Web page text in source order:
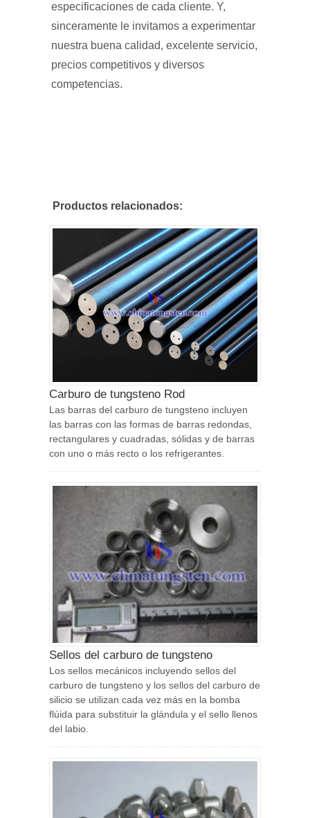
especificaciones de cada cliente. Y,
sinceramente le invitamos a experimentar
nuestra buena calidad, excelente servicio,
precios competitivos y diversos
competencias.
Productos relacionados:
Carburo de tungsteno Rod
Las barras del carburo de tungsteno incluyen
las barras con las formas de barras redondas,
rectangulares y cuadradas, sólidas y de barras
con uno o más recto o los refrigerantes.
Sellos del carburo de tungsteno
Los sellos mecánicos incluyendo sellos del
carburo de tungsteno y los sellos del carburo de
silicio se utilizan cada vez más en la bomba
flúida para substituir la glándula y el sello llenos
del labio.